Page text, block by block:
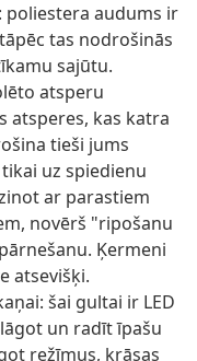
audums ir
tas nodrošinās
sajūtu.
atsperu
atsperes, kas katra
tieši jums
uz spiedienu
ar parastiem
novērš "ripošanu
Ķermeni
atsevišķi.
šai gultai ir LED
un radīt īpašu
režīmus, krāsas